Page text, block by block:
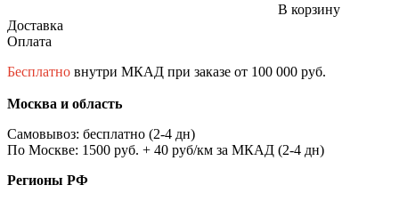
В корзину
Доставка
Оплата
Бесплатно внутри МКАД при заказе от 100 000 руб.
Москва и область
Самовывоз: бесплатно (2-4 дн)
По Москве: 1500 руб. + 40 руб/км за МКАД (2-4 дн)
Регионы РФ